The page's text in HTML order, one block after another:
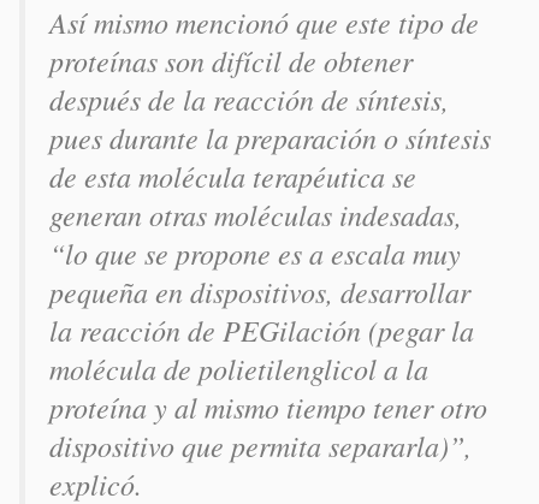
Así mismo mencionó que este tipo de
proteínas son difícil de obtener
después de la reacción de síntesis,
pues durante la preparación o síntesis
de esta molécula terapéutica se
generan otras moléculas indesadas,
“lo que se propone es a escala muy
pequeña en dispositivos, desarrollar
la reacción de PEGilación (pegar la
moléculade polietilenglicol a la
proteína y al mismo tiempo tener otro
dispositivo que permita separarla)”,
explicó.